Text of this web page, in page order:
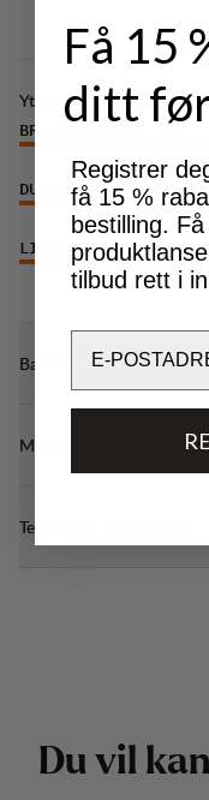
Ytelse
BREATHABILITY
DURABILITY 3/6
LIGHTWEIGHT 6/6
Bærekraftsegenskaper
Materialer
Tekniske spesifikasjoner
Du vil kan
Få 15
ditt
Registrer
få 15 %
bestilling.
tilbud rett i